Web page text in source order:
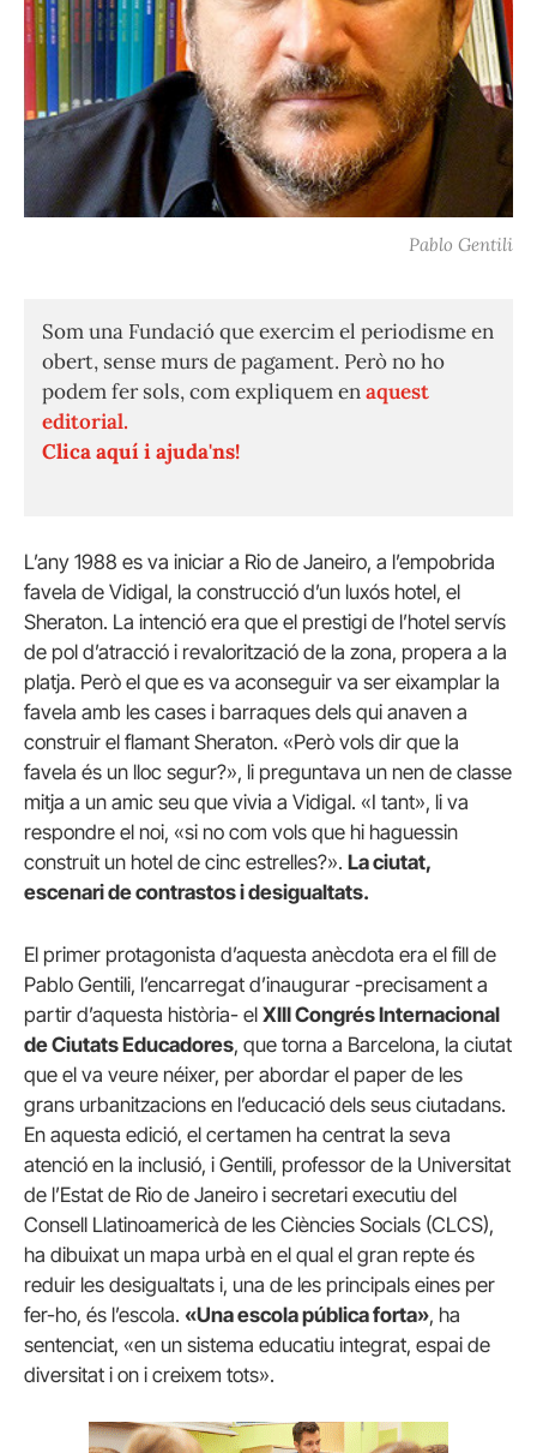
Pablo Gentili
Som una Fundació que exercim el periodisme en
obert, sense murs de pagament. Però no ho
podem fer sols, com expliquem enaquest
editorial.
Clica aquí i ajuda'ns!
L’any 1988 es va iniciar a Rio de Janeiro, a l’empobrida
favela de Vidigal, la construcció d’un luxós hotel, el
Sheraton. La intenció era que el prestigi de l’hotel servís
de pol d’atracció i revalorització de la zona, propera a la
platja. Però el que es va aconseguir va ser eixamplar la
favela amb les cases i barraques dels qui anaven a
construir el flamant Sheraton. «Però vols dir que la
favela és un lloc segur?», li preguntava un nen de classe
mitja a un amic seu que vivia a Vidigal. «I tant», li va
respondre el noi, «si no com vols que hi haguessin
construit un hotel de cinc estrelles?». La ciutat,
escenari de contrastos i desigualtats.
El primer protagonista d’aquesta anècdota era el fill de
Pablo Gentili, l’encarregat d’inaugurar -precisament a
partir d’aquesta història- el XIII Congrés Internacional
de Ciutats Educadores, que torna a Barcelona, la ciutat
que el va veure néixer, per abordar el paper de les
grans urbanitzacions en l’educació dels seus ciutadans.
En aquesta edició, el certamen ha centrat la seva
atenció en la inclusió, i Gentili, professor de la Universitat
de l’Estat de Rio de Janeiro i secretari executiu del
Consell Llatinoamericà de les Ciències Socials (CLCS),
ha dibuixat un mapa urbà en el qual el gran repte és
reduir les desigualtats i, una de les principals eines per
fer-ho, és l’escola. «Una escola pública forta», ha
sentenciat, «en un sistema educatiu integrat, espai de
diversitat i on i creixem tots».